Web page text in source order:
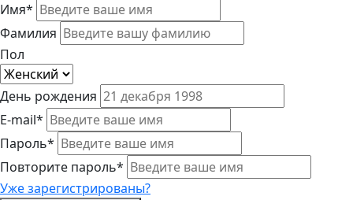
Имя*
Фамилия
Пол
День рождения
E-mail*
Пароль*
Повторите пароль*
Уже зарегистрированы?